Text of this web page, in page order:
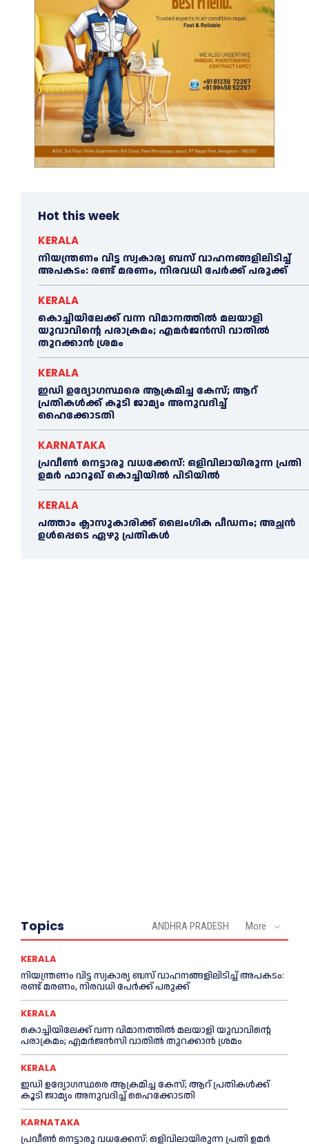
Hot this week
KERALA
നിയന്ത്രണം വിട്ട സ്വകാര്യ ബസ് വാഹനങ്ങളിലിടിച്ച്‌
അപകടം: രണ്ട് മരണം, നിരവധി പേർക്ക് പരുക്ക്
KERALA
കൊച്ചിയിലേക്ക് വന്ന വിമാനത്തില്‍ മലയാളി
യുവാവിന്റെ പരാക്രമം; എമര്‍ജൻസി വാതില്‍
തുറക്കാൻ ശ്രമം
KERALA
ഇഡി ഉദ്യോഗസ്ഥരെ ആക്രമിച്ച കേസ്; ആറ്
പ്രതികള്‍ക്ക് കൂടി ജാമ്യം അനുവദിച്ച്‌
ഹൈക്കോടതി
KARNATAKA
പ്രവീണ്‍ നെട്ടാരു വധക്കേസ്: ഒളിവിലായിരുന്ന പ്രതി
ഉമര്‍ ഫാറൂഖ് കൊച്ചിയില്‍ പിടിയില്‍
KERALA
പത്താം ക്ലാസുകാരിക്ക് ലൈംഗിക പീഡനം; അച്ഛന്‍
ഉള്‍പ്പെടെ ഏഴു പ്രതികള്‍
Topics ANDHRA PRADESH More
KERALA
നിയന്ത്രണം വിട്ട സ്വകാര്യ ബസ് വാഹനങ്ങളിലിടിച്ച്‌ അപകടം:
രണ്ട് മരണം, നിരവധി പേർക്ക് പരുക്ക്
KERALA
കൊച്ചിയിലേക്ക് വന്ന വിമാനത്തില്‍ മലയാളി യുവാവിന്റെ
പരാക്രമം; എമര്‍ജൻസി വാതില്‍ തുറക്കാൻ ശ്രമം
KERALA
ഇഡി ഉദ്യോഗസ്ഥരെ ആക്രമിച്ച കേസ്; ആറ് പ്രതികള്‍ക്ക്
കൂടി ജാമ്യം അനുവദിച്ച്‌ ഹൈക്കോടതി
KARNATAKA
പ്രവീണ്‍ നെട്ടാരു വധക്കേസ്: ഒളിവിലായിരുന്ന പ്രതി ഉമര്‍